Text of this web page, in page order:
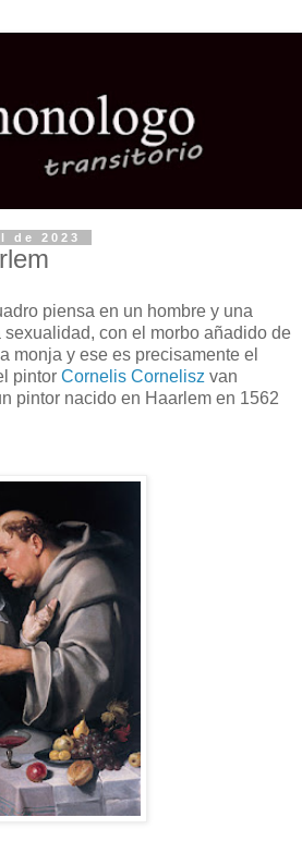
de 2023
piensa en un hombre y una
con el morbo añadido de
monja y ese es precisamente el
pintor Cornelis Cornelisz van
pintor nacido en Haarlem en 1562